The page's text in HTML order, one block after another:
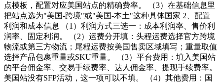
点模板，配置对应美国站点的精确费率。 （3）在基础信息里
把站点选为"美国-跨境"或"美国-本土"这种具体国家 2、配置
利润和成本信息 （1）利润方式三选一：成本利润率、售价利
润率、固定利润。 （2）运费分开填：头程运费选择官方跨境
物流或第三方物流；尾程运费按美国售卖区域填写；重量取值
选择产品包裹重量或SKU重量。 （3）平台费用：填入美国站
的平台佣金率、交易手续费率、达人佣金率、提现手续费率。
美国站没有SFP活动，这一项可以不填。 （4）其他费用：国